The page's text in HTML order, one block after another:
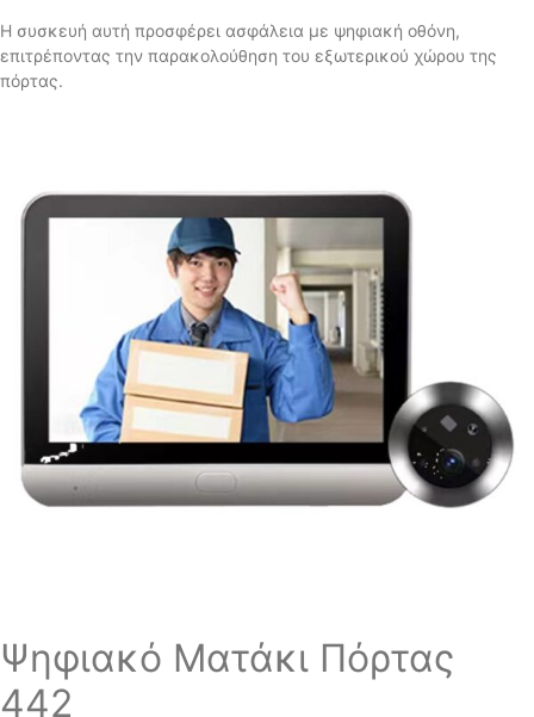
Η συσκευή αυτή προσφέρει ασφάλεια με ψηφιακή οθόνη,
επιτρέποντας την παρακολούθηση του εξωτερικού χώρου της
πόρτας.
Ψηφιακό Ματάκι Πόρτας
442